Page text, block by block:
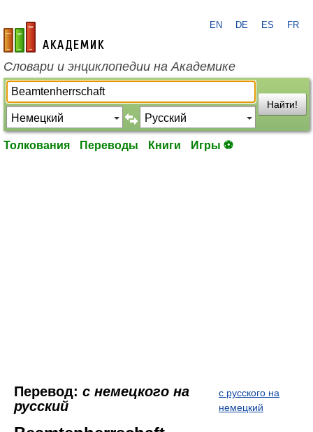
academic.ru
EN DE ES FR
Словари и энциклопедии на Академике
Найти!
Толкования Переводы Книги Игры ⚽
Перевод: с немецкого на
русский
с русского на
немецкий